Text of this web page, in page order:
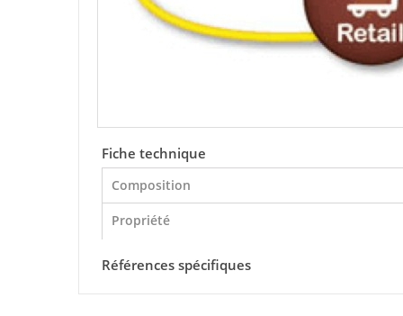
Fiche technique
Composition
Propriété
Références spécifiques